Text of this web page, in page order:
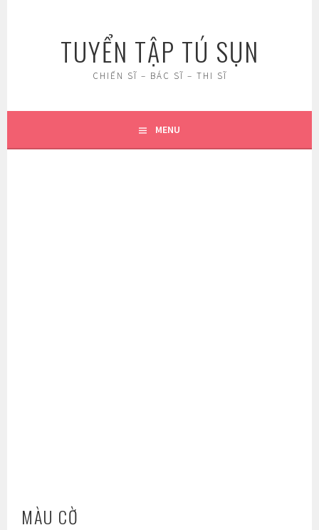
TUYỂN TẬP TÚ SỤN
CHIẾN SĨ – BÁC SĨ – THI SĨ
MENU
MÀU CỜ